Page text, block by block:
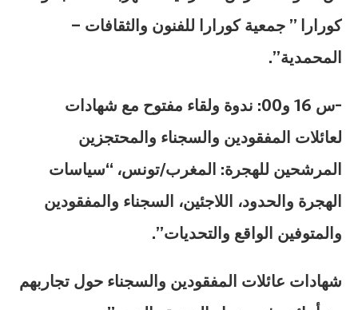
كورارا ” جمعية كورارا للفنون والثقافات –
المحمدية”.
-س 16 و00: ندوة ولقاء مفتوح مع شهادات
لعائلات المفقودين والسجناء والمحتجزين
المرشحين للهجرة: المغرب/تونس، “سياسات
الهجرة والحدود، اللاجئين، السجناء والمفقودين
والمتوفين الواقع والتحديات”.
شهادات عائلات المفقودين والسجناء حول تجاربهم